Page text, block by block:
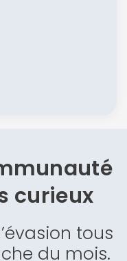
curieux
tous
du mois.